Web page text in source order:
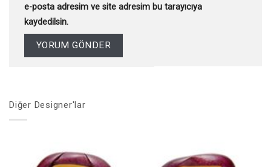
e-posta adresim ve site adresim bu tarayıcıya
kaydedilsin.
Diğer Designer'lar